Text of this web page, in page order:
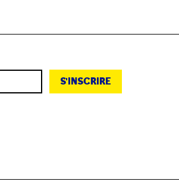
S'INSCRIRE